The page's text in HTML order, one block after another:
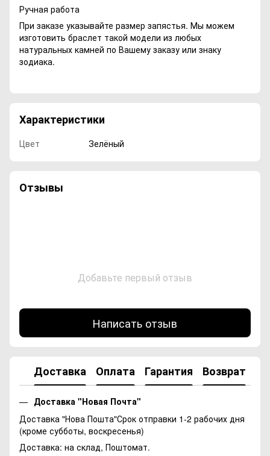
Ручная работа
При заказе указывайте размер запястья. Мы можем
изготовить браслет такой модели из любых
натуральных камней по Вашему заказу или знаку
зодиака.
Характеристики
Цвет Зелёный
Отзывы
Добавьте первый отзыв
Написать отзыв
Доставка Оплата Гарантия Возврат
Доставка "Новая Почта"
Доставка "Нова Пошта"Срок отправки 1-2 рабочих дня
(кроме субботы, воскресенья)
Доставка: на склад, Поштомат.